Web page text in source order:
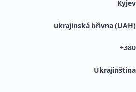
Kyjev
ukrajinská hřivna (UAH)
+380
Ukrajinština